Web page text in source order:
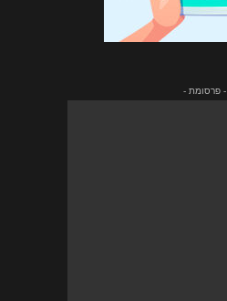
- פרסומת -